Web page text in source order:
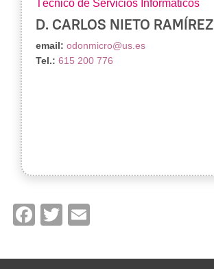
Técnico de Servicios Informáticos
D. CARLOS NIETO RAMÍREZ
email: odonmicro@us.es
Tel.: 615 200 776
Facebook
Twitter